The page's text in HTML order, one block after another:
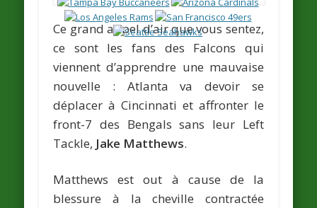
Ce grand appel d’air que vous sentez,
ce sont les fans des Falcons qui
viennent d’apprendre une mauvaise
nouvelle : Atlanta va devoir se
déplacer à Cincinnati et affronter le
front-7 des Bengals sans leur Left
Tackle, Jake Matthews.
Matthews est out à cause de la
blessure à la cheville contractée